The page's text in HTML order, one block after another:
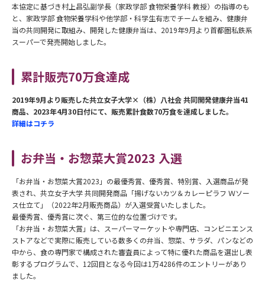
本協定に基づき村上昌弘副学長（家政学部 食物栄養学科 教授）の指導のも
と、家政学部 食物栄養学科や他学部・科学生有志でチームを組み、健康弁
当の共同開発に取組み、開発した健康弁当は、2019年9月より首都圏私鉄系
スーパーで発売開始しました。
累計販売70万食達成
2019年9月より販売した共立女子大学×（株）八社会 共同開発健康弁当41
商品、2023年4月30日付にて、販売累計食数70万食を達成しました。
詳細はコチラ
お弁当・お惣菜大賞2023 入選
「お弁当・お惣菜大賞2023」の最優秀賞、優秀賞、特別賞、入選商品が発
表され、共立女子大学 共同開発商品「揚げないカツ＆カレーピラフ Ｗソー
ス仕立て」（2022年2月販売商品）が入選受賞いたしました。
最優秀賞、優秀賞に次ぐ、第三位的な位置づけです。
「お弁当・お惣菜大賞」は、スーパーマーケットや専門店、コンビニエンス
ストアなどで実際に販売している数多くの弁当、惣菜、サラダ、パンなどの
中から、食の専門家で構成された審査員によって特に優れた商品を選出し表
彰するプログラムで、12回目となる今回は1万4286件のエントリーがあり
ました。